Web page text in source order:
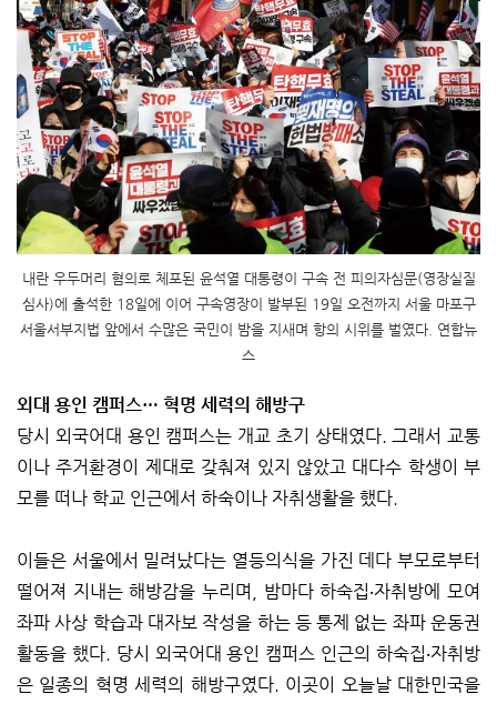
내란 우두머리 혐의로 체포된 윤석열 대통령이 구속 전 피의자심문(영장실질
심사)에 출석한 18일에 이어 구속영장이 발부된 19일 오전까지 서울 마포구
서울서부지법 앞에서 수많은 국민이 밤을 지새며 항의 시위를 벌였다. 연합뉴
스
외대 용인 캠퍼스… 혁명 세력의 해방구
당시 외국어대 용인 캠퍼스는 개교 초기 상태였다. 그래서 교통
이나 주거환경이 제대로 갖춰져 있지 않았고 대다수 학생이 부
모를 떠나 학교 인근에서 하숙이나 자취생활을 했다.
이들은 서울에서 밀려났다는 열등의식을 가진 데다 부모로부터
떨어져 지내는 해방감을 누리며, 밤마다 하숙집‧자취방에 모여
좌파 사상 학습과 대자보 작성을 하는 등 통제 없는 좌파 운동권
활동을 했다. 당시 외국어대 용인 캠퍼스 인근의 하숙집‧자취방
은 일종의 혁명 세력의 해방구였다. 이곳이 오늘날 대한민국을